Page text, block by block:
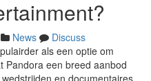
News
Discuss
als een optie om
Pandora een breed aanbod
en documentaires .